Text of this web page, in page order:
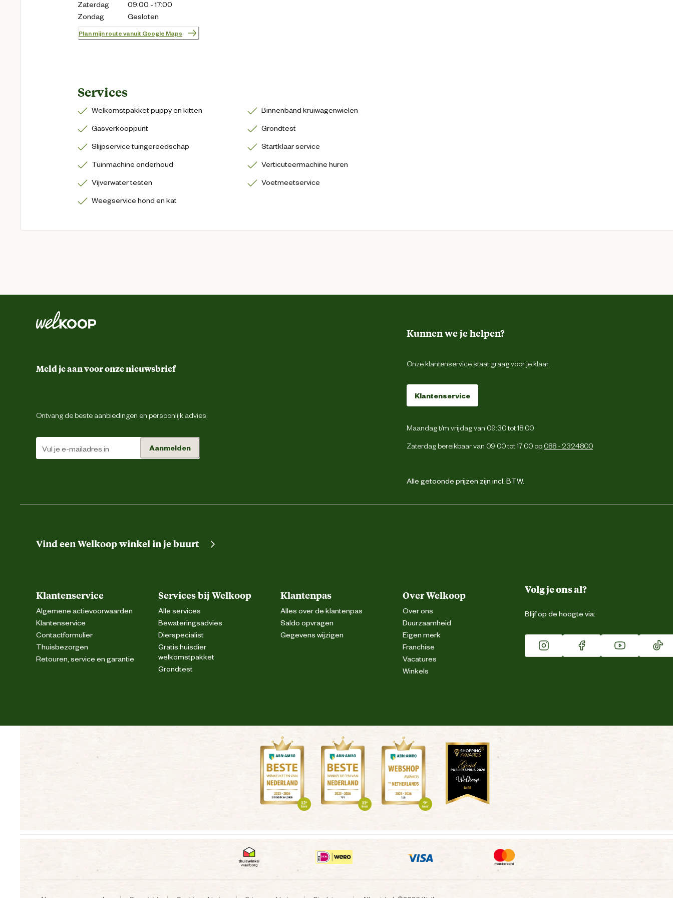
Zaterdag
09:00 - 17:00
Zondag
Gesloten
Plan mijn route vanuit Google Maps
Services
Welkomstpakket puppy en kitten
Binnenband kruiwagenwielen
Gasverkooppunt
Grondtest
Slijpservice tuingereedschap
Startklaar service
Tuinmachine onderhoud
Verticuteermachine huren
Vijverwater testen
Voetmeetservice
Weegservice hond en kat
Meld je aan voor onze nieuwsbrief
Ontvang de beste aanbiedingen en persoonlijk advies.
Aanmelden
Kunnen we je helpen?
Onze klantenservice staat graag voor je klaar.
Klantenservice
Maandag t/m vrijdag van 09:30 tot 18:00
Zaterdag bereikbaar van 09:00 tot 17:00 op 088 - 2324800
Alle getoonde prijzen zijn incl. BTW.
Vind een Welkoop winkel in je buurt
Klantenservice
Algemene actievoorwaarden
Klantenservice
Contactformulier
Thuisbezorgen
Retouren, service en garantie
Services bij Welkoop
Alle services
Bewateringsadvies
Dierspecialist
Gratis huisdier
welkomstpakket
Grondtest
Klantenpas
Alles over de klantenpas
Saldo opvragen
Gegevens wijzigen
Over Welkoop
Over ons
Duurzaamheid
Eigen merk
Franchise
Vacatures
Winkels
Volg je ons al?
Blijf op de hoogte via: